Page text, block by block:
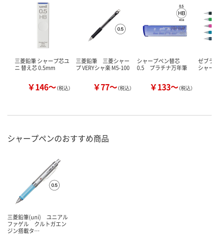
三菱鉛筆 シャープ芯ユ
ニ 替え芯 0.5mm
￥146～（税込）
三菱鉛筆 三菱シャー
プ VERYシャ楽 M5-100
￥77～（税込）
シャープペン替芯
0.5 プラチナ万年筆
￥133～（税込）
ゼブラ
シャープ
シャープペンのおすすめ商品
三菱鉛筆(uni) ユニアル
ファゲル クルトガエン
ジン搭載タ…